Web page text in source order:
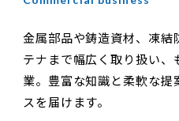
金属部品や鋳造資材、凍
テナまで幅広く取り扱い
業。豊富な知識と柔軟な
スを届けます。